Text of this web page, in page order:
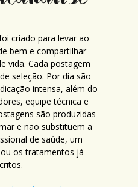
criado para levar ao
bem e compartilhar
vida. Cada postagem
seleção. Por dia são
intensa, além do
equipe técnica e
são produzidas
e não substituem a
de saúde, um
os tratamentos já